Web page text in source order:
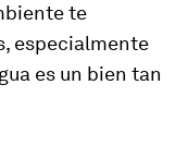
te
especialmente
es un bien tan